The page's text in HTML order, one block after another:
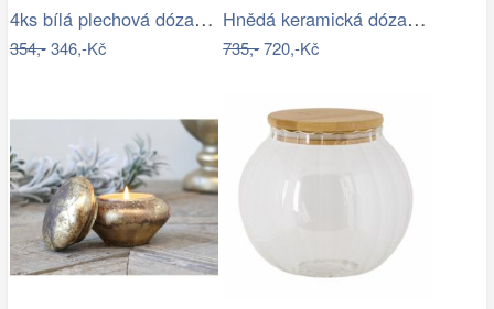
4ks bílá plechová dóza s růžemi - Ø 11…
354,-346,-Kč
Hnědá keramická dóza s mašlí Cupcake -…
735,-720,-Kč